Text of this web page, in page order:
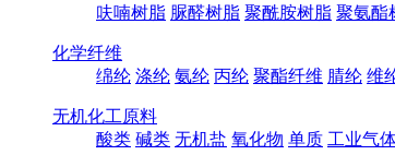
呋喃树脂 脲醛树脂 聚酰胺树脂 聚氨酯
化学纤维
绵纶 涤纶 氨纶 丙纶 聚酯纤维 腈纶 维
无机化工原料
酸类 碱类 无机盐 氧化物 单质 工业气